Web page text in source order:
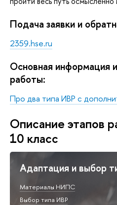
Подача заявки и
2359.hse.ru
Основная информация
работы:
Про два типа ИВР с
Описание этапов
10 класс
Адаптация и выбор
Материалы НИПС
Выбор типа ИВР